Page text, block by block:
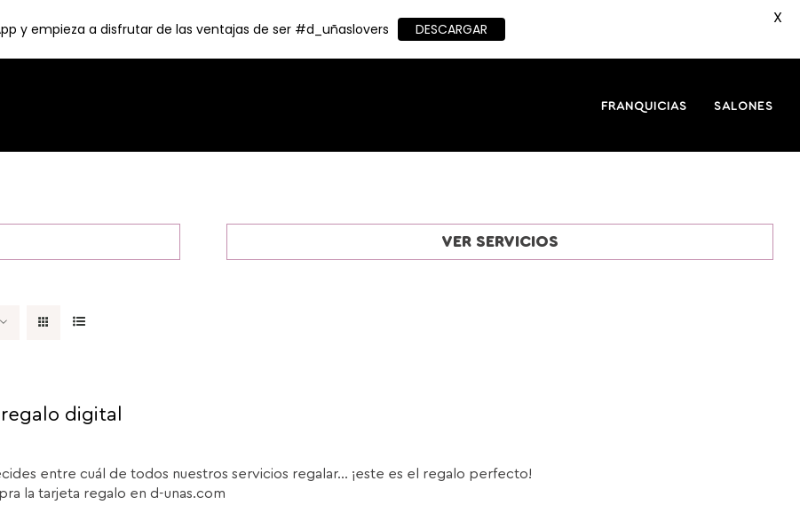
FRANQUICIAS SALONES
VER SERVICIOS
digital
entre cuál de todos nuestros servicios regalar... ¡este es el regalo perfecto!
la tarjeta regalo en d-unas.com
y empieza a disfrutar de las ventajas de ser #d_uñaslovers DESCARGAR
X